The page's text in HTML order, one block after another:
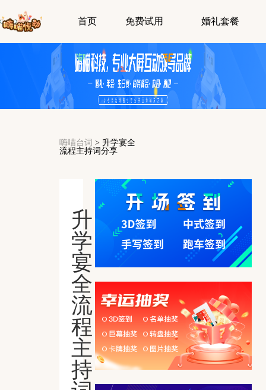
首页 免费试用 婚礼套餐
嗨喵台词 > 升学宴全
流程主持词分享
升
学
宴
全
流
程
主
持